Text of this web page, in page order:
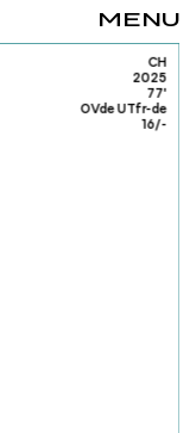
MENU
CH
2025
77'
OVde UTfr-de
16/-